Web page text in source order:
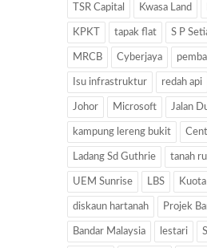
TSR Capital Kwasa Land
KPKT tapak flat S P
MRCB Cyberjaya
Isu infrastruktur redah api
Johor Microsoft Jalan
kampung lereng bukit
Ladang Sd Guthrie tanah
UEM Sunrise LBS Kuota
diskaun hartanah Projek
Bandar Malaysia lestari